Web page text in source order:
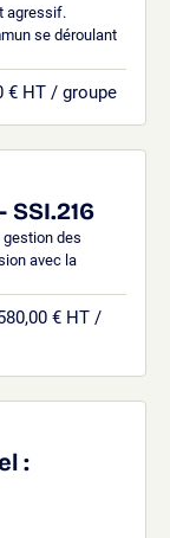
agressif.
se déroulant
€ HT / groupe
des
avec la
€ HT /
: